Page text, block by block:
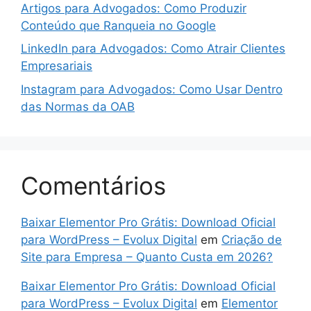
Artigos para Advogados: Como Produzir
Conteúdo que Ranqueia no Google
LinkedIn para Advogados: Como Atrair Clientes
Empresariais
Instagram para Advogados: Como Usar Dentro
das Normas da OAB
Comentários
Baixar Elementor Pro Grátis: Download Oficial
para WordPress – Evolux Digital em Criação de
Site para Empresa – Quanto Custa em 2026?
Baixar Elementor Pro Grátis: Download Oficial
para WordPress – Evolux Digital em Elementor